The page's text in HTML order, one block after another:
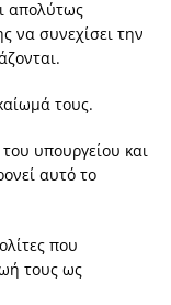
απολύτως
να συνεχίσει την
τους.
υπουργείου και
αυτό το
που
τους ως